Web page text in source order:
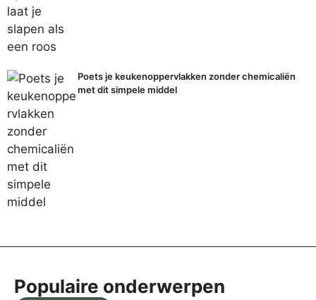
Poets je keukenoppervlakken zonder chemicaliën
met dit simpele middel
Populaire onderwerpen